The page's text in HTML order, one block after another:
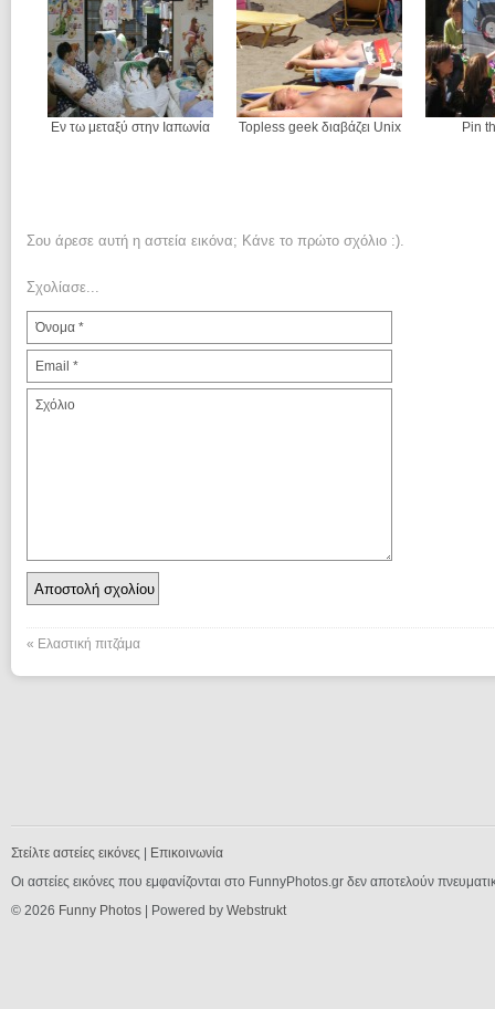
Εν τω μεταξύ στην Ιαπωνία Topless geek διαβάζει Unix Pin
Σου άρεσε αυτή η αστεία εικόνα; Κάνε το πρώτο σχόλιο :).
Σχολίασε...
« Ελαστική πιτζάμα
Στείλτε αστείες εικόνες
Επικοινωνία
Οι αστείες εικόνες που εμφανίζονται στο FunnyPhotos.gr δεν αποτελούν
© 2026 Funny Photos | Powered by Webstrukt